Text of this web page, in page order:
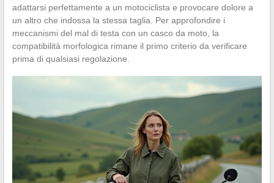
adattarsi perfettamente a un motociclista e provocare dolore a
un altro che indossa la stessa taglia. Per approfondire i
meccanismi del mal di testa con un casco da moto, la
compatibilità morfologica rimane il primo criterio da verificare
prima di qualsiasi regolazione.